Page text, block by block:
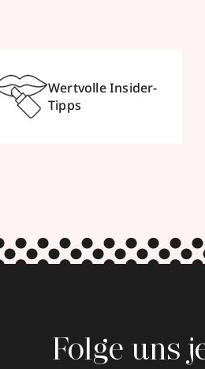
Wertvolle Insider-
Tipps
Folge uns